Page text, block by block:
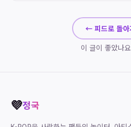
← 피드로 돌아
이 글이 좋았나
💜정국